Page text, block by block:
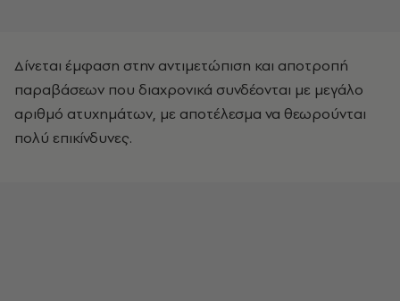
Δίνεται έμφαση στην αντιμετώπιση και αποτροπή
παραβάσεων που διαχρονικά συνδέονται με μεγάλο
αριθμό ατυχημάτων, με αποτέλεσμα να θεωρούνται
πολύ επικίνδυνες.